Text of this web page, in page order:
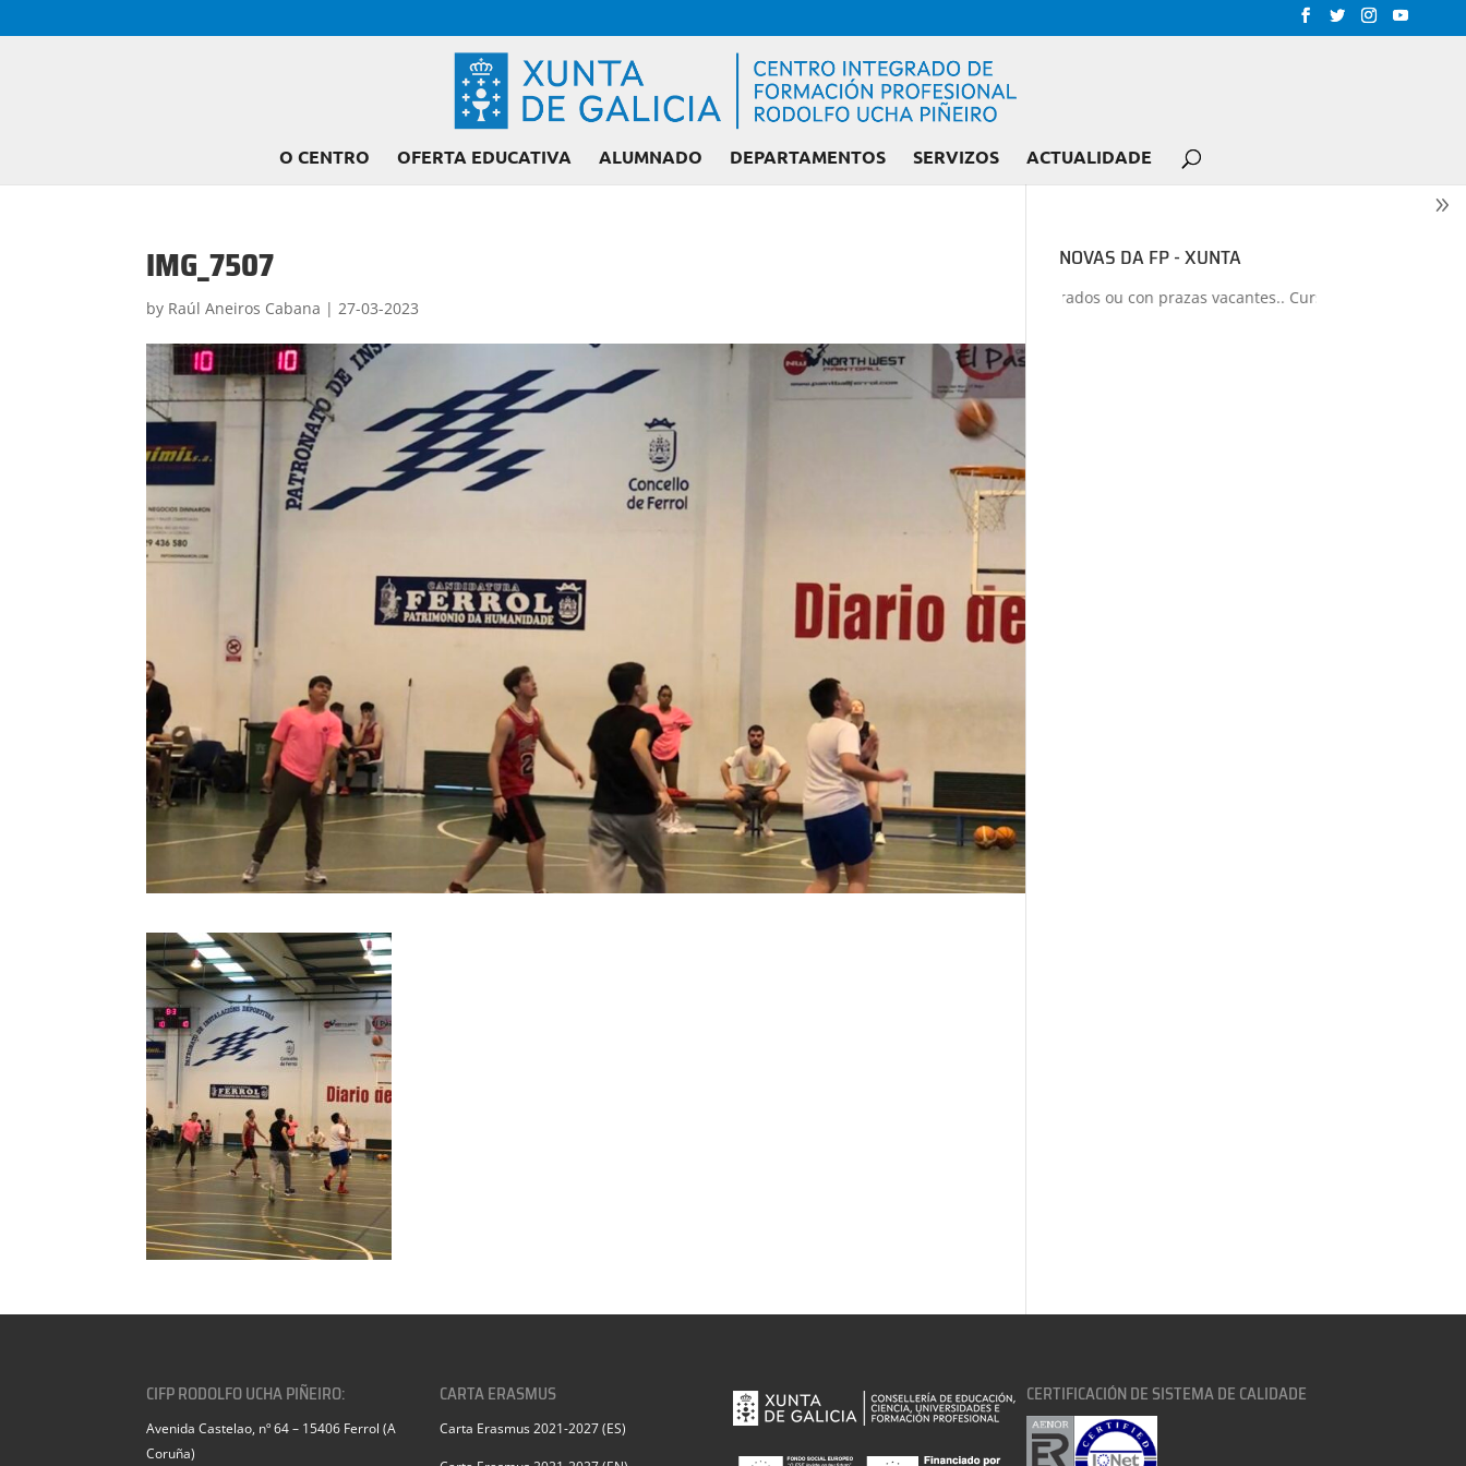
O CENTRO OFERTA EDUCATIVA ALUMNADO DEPARTAMENTOS SERVIZOS ACTUALIDADE
IMG_7507
by Raúl Aneiros Cabana |27-03-2023
NOVAS DA FP - XUNTA
Admisión FP: Ciclos liberados ou con prazas vacantes.. Curso 2026-2027
CIFP RODOLFO UCHA PIÑEIRO:
Avenida Castelao, nº 64 – 15406 Ferrol (A
Coruña)
CARTA ERASMUS
Carta Erasmus 2021-2027 (ES)
CERTIFICACIÓN DE SISTEMA DE CALIDADE